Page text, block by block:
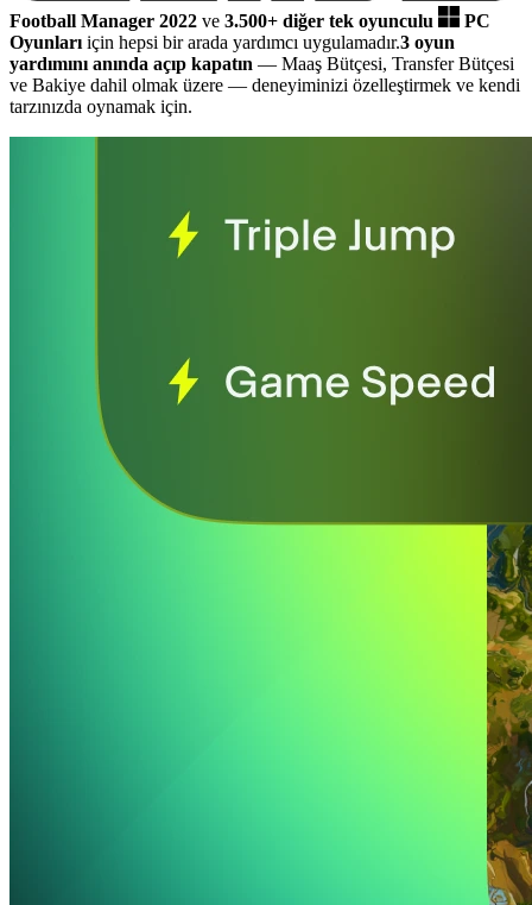
Football Manager 2022 ve 3.500+ diğer tek oyunculu
PC
Oyunları için hepsi bir arada yardımcı uygulamadır.3 oyun
yardımını anında açıp kapatın — Maaş Bütçesi, Transfer Bütçesi
ve Bakiye dahil olmak üzere — deneyiminizi özelleştirmek ve kendi
tarzınızda oynamak için.